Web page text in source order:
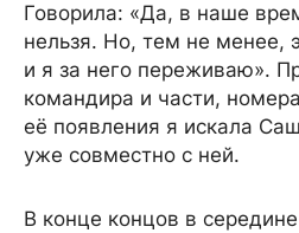
Говорила: «Да, в наше
нельзя. Но, тем не менее,
и я за него переживаю».
командира и части,
её появления я искала
уже совместно с ней.
В конце концов в